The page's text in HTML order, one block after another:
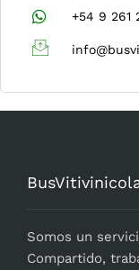
+54 9 261
Somos un
Compartido,